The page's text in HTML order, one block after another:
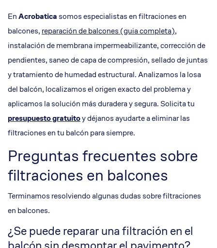
EnAcrobatica somos especialistas en filtraciones en
balcones, reparación de balcones (guia completa),
instalación de membrana impermeabilizante, corrección de
pendientes, saneo de capa de compresión, sellado de juntas
y tratamiento de humedad estructural. Analizamos la losa
del balcón, localizamos el origen exacto del problema y
aplicamos la solución más duradera y segura. Solicita tu
presupuesto gratuitoy déjanos ayudarte a eliminar las
filtraciones en tu balcón para siempre.
Preguntas frecuentes sobre
filtraciones en balcones
Terminamos resolviendo algunas dudas sobre filtraciones
en balcones.
¿Se puede reparar una filtración en el